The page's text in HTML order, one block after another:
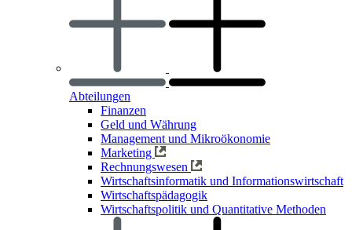
Abteilungen
Finanzen
Geld und Währung
Management und Mikroökonomie
Marketing
Rechnungswesen
Wirtschaftsinformatik und Informationswirtschaft
Wirtschaftspädagogik
Wirtschaftspolitik und Quantitative Methoden